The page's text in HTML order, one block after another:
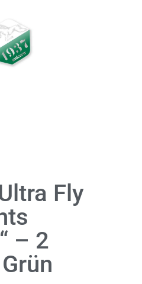
Fly
– 2